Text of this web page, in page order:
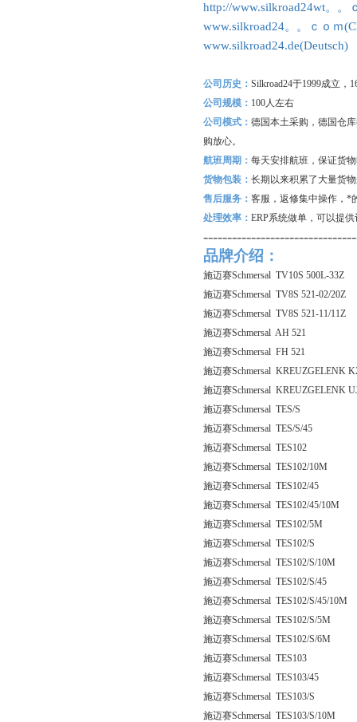
http://www.silkroad24wt。。
www.silkroad24。。ｃｏｍ
www.silkroad24.de(Deutsch)
公司历史： Silkroad24于1999成立，
公司规模： 100人左右
公司模式： 德国本土采购，德国仓
购放心。
航班周期： 每天安排航班，保证货
货物包装： 长期以来积累了大量货
售后服务： 客服，返修集中操作，*
处理效率： ERP系统做单，可以提
品牌介绍：
施迈赛Schmersal TV10S 500L-33Z
施迈赛Schmersal TV8S 521-02/20Z
施迈赛Schmersal TV8S 521-11/11Z
施迈赛Schmersal AH 521
施迈赛Schmersal FH 521
施迈赛Schmersal KREUZGELENK
施迈赛Schmersal KREUZGELENK
施迈赛Schmersal TES/S
施迈赛Schmersal TES/S/45
施迈赛Schmersal TES102
施迈赛Schmersal TES102/10M
施迈赛Schmersal TES102/45
施迈赛Schmersal TES102/45/10M
施迈赛Schmersal TES102/5M
施迈赛Schmersal TES102/S
施迈赛Schmersal TES102/S/10M
施迈赛Schmersal TES102/S/45
施迈赛Schmersal TES102/S/45/10M
施迈赛Schmersal TES102/S/5M
施迈赛Schmersal TES102/S/6M
施迈赛Schmersal TES103
施迈赛Schmersal TES103/45
施迈赛Schmersal TES103/S
施迈赛Schmersal TES103/S/10M